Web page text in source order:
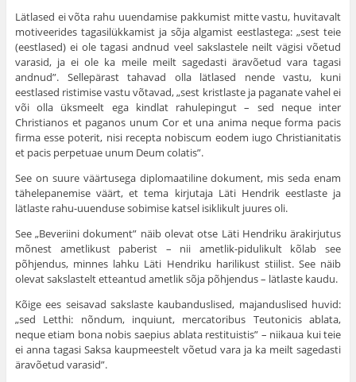
Lätlased ei võta rahu uuendamise pakkumist mitte vastu, huvitavalt
motiveerides tagasilükkamist ja sõja alga­mist eestlastega: „sest teie
(eestlased) ei ole tagasi andnud veel sakslastele neilt vägisi võetud
varasid, ja ei ole ka meile meilt sagedasti äravõetud vara tagasi
andnud”. Selle­pärast tahavad olla lätlased nende vastu, kuni
eestlased ristimise vastu võtavad, „sest kristlaste ja paganate vahel ei
või olla üksmeelt ega kindlat rahulepingut – sed neque inter
Christianos et paganos unum Cor et una anima neque forma pacis
firma esse poterit, nisi recepta nobiscum eodem iugo Christianitatis
et pacis perpetuae unum Deum colatis”.
See on suure väärtusega diplomaatiline dokument, mis seda enam
tähelepanemise väärt, et tema kirjutaja Läti Hendrik eestlaste ja
lätlaste rahu-uuenduse sobimise katsel isiklikult juures oli.
See „Beveriini dokument” näib olevat otse Läti Hendriku ärakirjutus
mõnest ametlikust paberist – nii ametlik-pidulikult kõlab see
põhjendus, minnes lahku Läti Hendriku harilikust stiilist. See näib
olevat sakslastelt etteantud ametlik sõja põhjendus – lätlaste kaudu.
Kõige ees seisavad sakslaste kaubanduslised, majanduslised huvid:
„sed Letthi: nõndum, inquiunt, mercatoribus Teutonicis ablata,
neque etiam bona nobis saepius ablata restituistis” – niikaua kui teie
ei anna tagasi Saksa kaupmeestelt võetud vara ja ka meilt sagedasti
äravõetud varasid”.